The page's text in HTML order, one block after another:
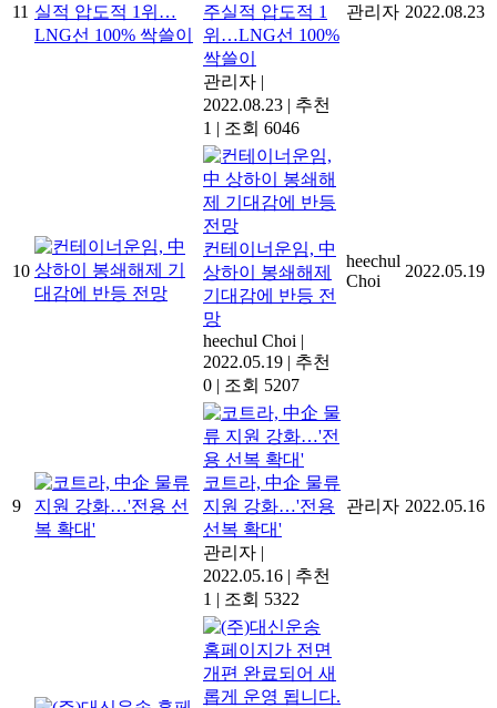
11
주실적 압도적 1
위…LNG선 100%
싹쓸이
관리자 |
2022.08.23 | 추천
1 | 조회 6046
관리자 2022.08.23
10
컨테이너운임, 中
상하이 봉쇄해제
기대감에 반등 전
망
heechul Choi |
2022.05.19 | 추천
0 | 조회 5207
heechul
Choi
2022.05.19
9
코트라, 中企 물류
지원 강화…'전용
선복 확대'
관리자 |
2022.05.16 | 추천
1 | 조회 5322
관리자 2022.05.16